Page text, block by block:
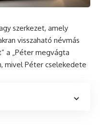
szerkezet, amely
visszaható névmás
a „Péter megvágta
mivel Péter cselekedete